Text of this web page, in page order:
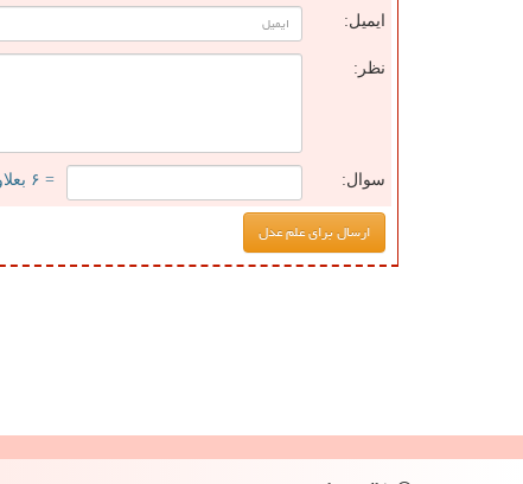
ایمیل:
نظر:
سوال: = ۶ بعلاوه ۵